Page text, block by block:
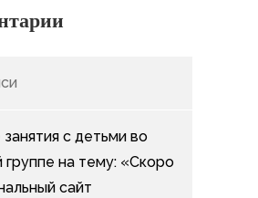
с детьми во
на тему: «Скоро
сайт